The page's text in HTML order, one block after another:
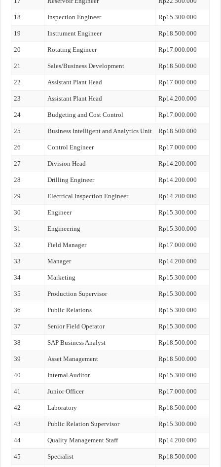
18 Inspection Engineer Rp15.300.000
19 Instrument Engineer Rp18.500.000
20 Rotating Engineer Rp17.000.000
21 Sales/Business Development Rp18.500.000
22 Assistant Plant Head Rp17.000.000
23 Assistant Plant Head Rp14.200.000
24 Budgeting and Cost Control Rp17.000.000
25 Business Intelligent and Analytics Unit Rp18.500.000
26 Control Engineer Rp17.000.000
27 Division Head Rp14.200.000
28 Drilling Engineer Rp14.200.000
29 Electrical Inspection Engineer Rp14.200.000
30 Engineer Rp15.300.000
31 Engineering Rp15.300.000
32 Field Manager Rp17.000.000
33 Manager Rp14.200.000
34 Marketing Rp15.300.000
35 Production Supervisor Rp15.300.000
36 Public Relations Rp15.300.000
37 Senior Field Operator Rp15.300.000
38 SAP Business Analyst Rp18.500.000
39 Asset Management Rp18.500.000
40 Internal Auditor Rp15.300.000
41 Junior Officer Rp17.000.000
42 Laboratory Rp18.500.000
43 Public Relation Supervisor Rp15.300.000
44 Quality Management Staff Rp14.200.000
45 Specialist Rp18.500.000